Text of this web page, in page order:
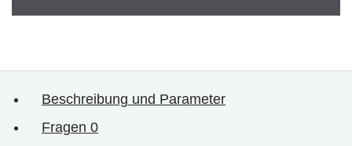
Beschreibung und Parameter
Fragen 0